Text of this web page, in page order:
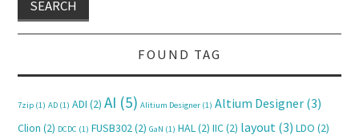
FOUND TAG
7zip (1) AD (1) ADI (2) AI (5) Alitium Designer (1) Altium Designer (3)
Clion (2) DCDC (1) FUSB302(2) GaN (1) HAL(2) IIC(2) layout (3) LDO (2)